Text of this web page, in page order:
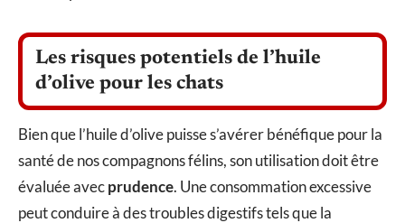
Les risques potentiels de l’huile
d’olive pour les chats
Bien que l’huile d’olive puisse s’avérer bénéfique pour la
santé de nos compagnons félins, son utilisation doit être
évaluée avecprudence. Une consommation excessive
peut conduire à des troubles digestifs tels que la